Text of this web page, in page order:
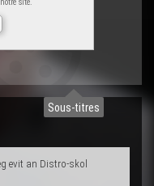
Sous-titres
evit an Distro-skol